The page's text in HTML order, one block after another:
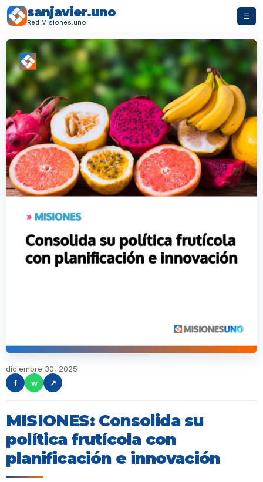
sanjavier.uno
Red Misiones.uno
☰
diciembre 30, 2025
f
w ↗
MISIONES: Consolida su
política frutícola con
planificación e innovación